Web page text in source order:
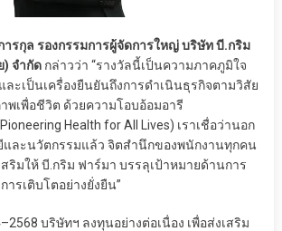
รกุล รองกรรมการผู้จัดการใหญ่ บริษัท บี.กริม
) จำกัดกล่าวว่า “รางวัลนี้เป็นความภาคภูมิใจ
ะเป็นเครื่องยืนยันถึงการดำเนินธุรกิจตามวิสัย
เพื่อชีวิต ด้วยความโอบอ้อมอารี
Health for All Lives) เราเชื่อว่านอก
และนวัตกรรมแล้ว จิตสำนึกของพนักงานทุกคน
ริมให้ บี.กริม ฟาร์มา บรรลุเป้าหมายด้านการ
รเติบโตอย่างยั่งยืน”
บริษัทฯ ลงทุนอย่างต่อเนื่อง เพื่อส่งเสริม